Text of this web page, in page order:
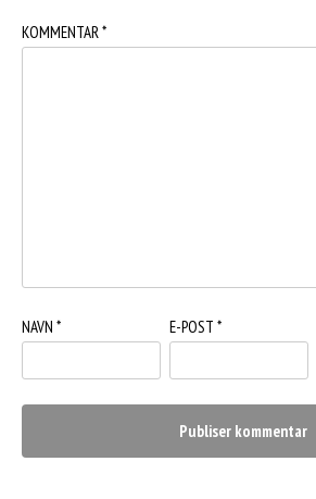
KOMMENTAR *
NAVN * E-POST *